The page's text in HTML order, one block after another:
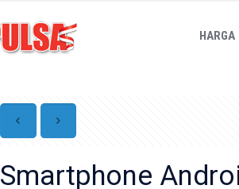
HARGA
Smartphone